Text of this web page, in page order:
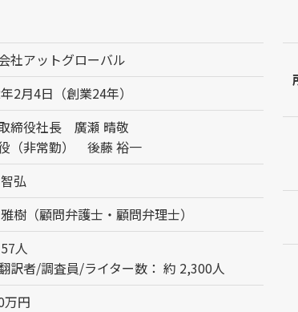
社アットグローバル
2月4日（創業24年）
締役社長 廣瀬 晴敬
（非常勤） 後藤 裕一
弘
樹（顧問弁護士・顧問弁理士）
人
訳者/調査員/ライター数： 約 2,300人
万円